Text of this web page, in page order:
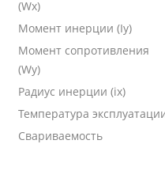
(Wx)
Момент инерции (Iy)
Момент сопротивления
(Wy)
Радиус инерции (ix)
Температура
Свариваемость